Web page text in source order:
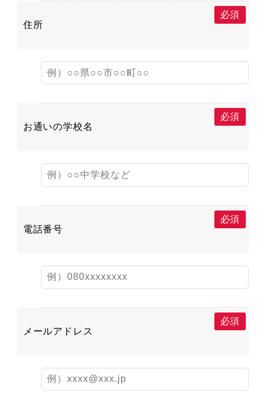
住所
必須
お通いの学校名
必須
電話番号
必須
メールアドレス
必須